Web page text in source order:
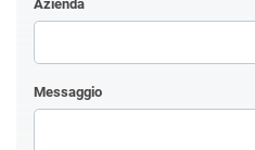
Azienda
Messaggio